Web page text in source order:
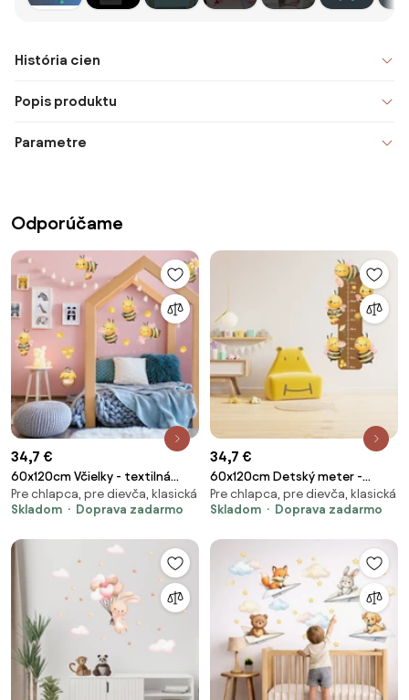
História cien
Popis produktu
Parametre
Odporúčame
34,7 €
60x120cm Včielky - textilná
nálepka na stenu
Pre chlapca, pre dievča, klasická
Skladom
Doprava zadarmo
34,7 €
60x120cm Detský meter -
Včielky - textilná nálepka na
stenu
Pre chlapca, pre dievča, klasická
Skladom
Doprava zadarmo